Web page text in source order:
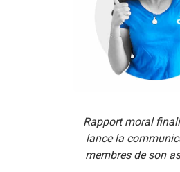
Rapport moral
lance la
membres de son